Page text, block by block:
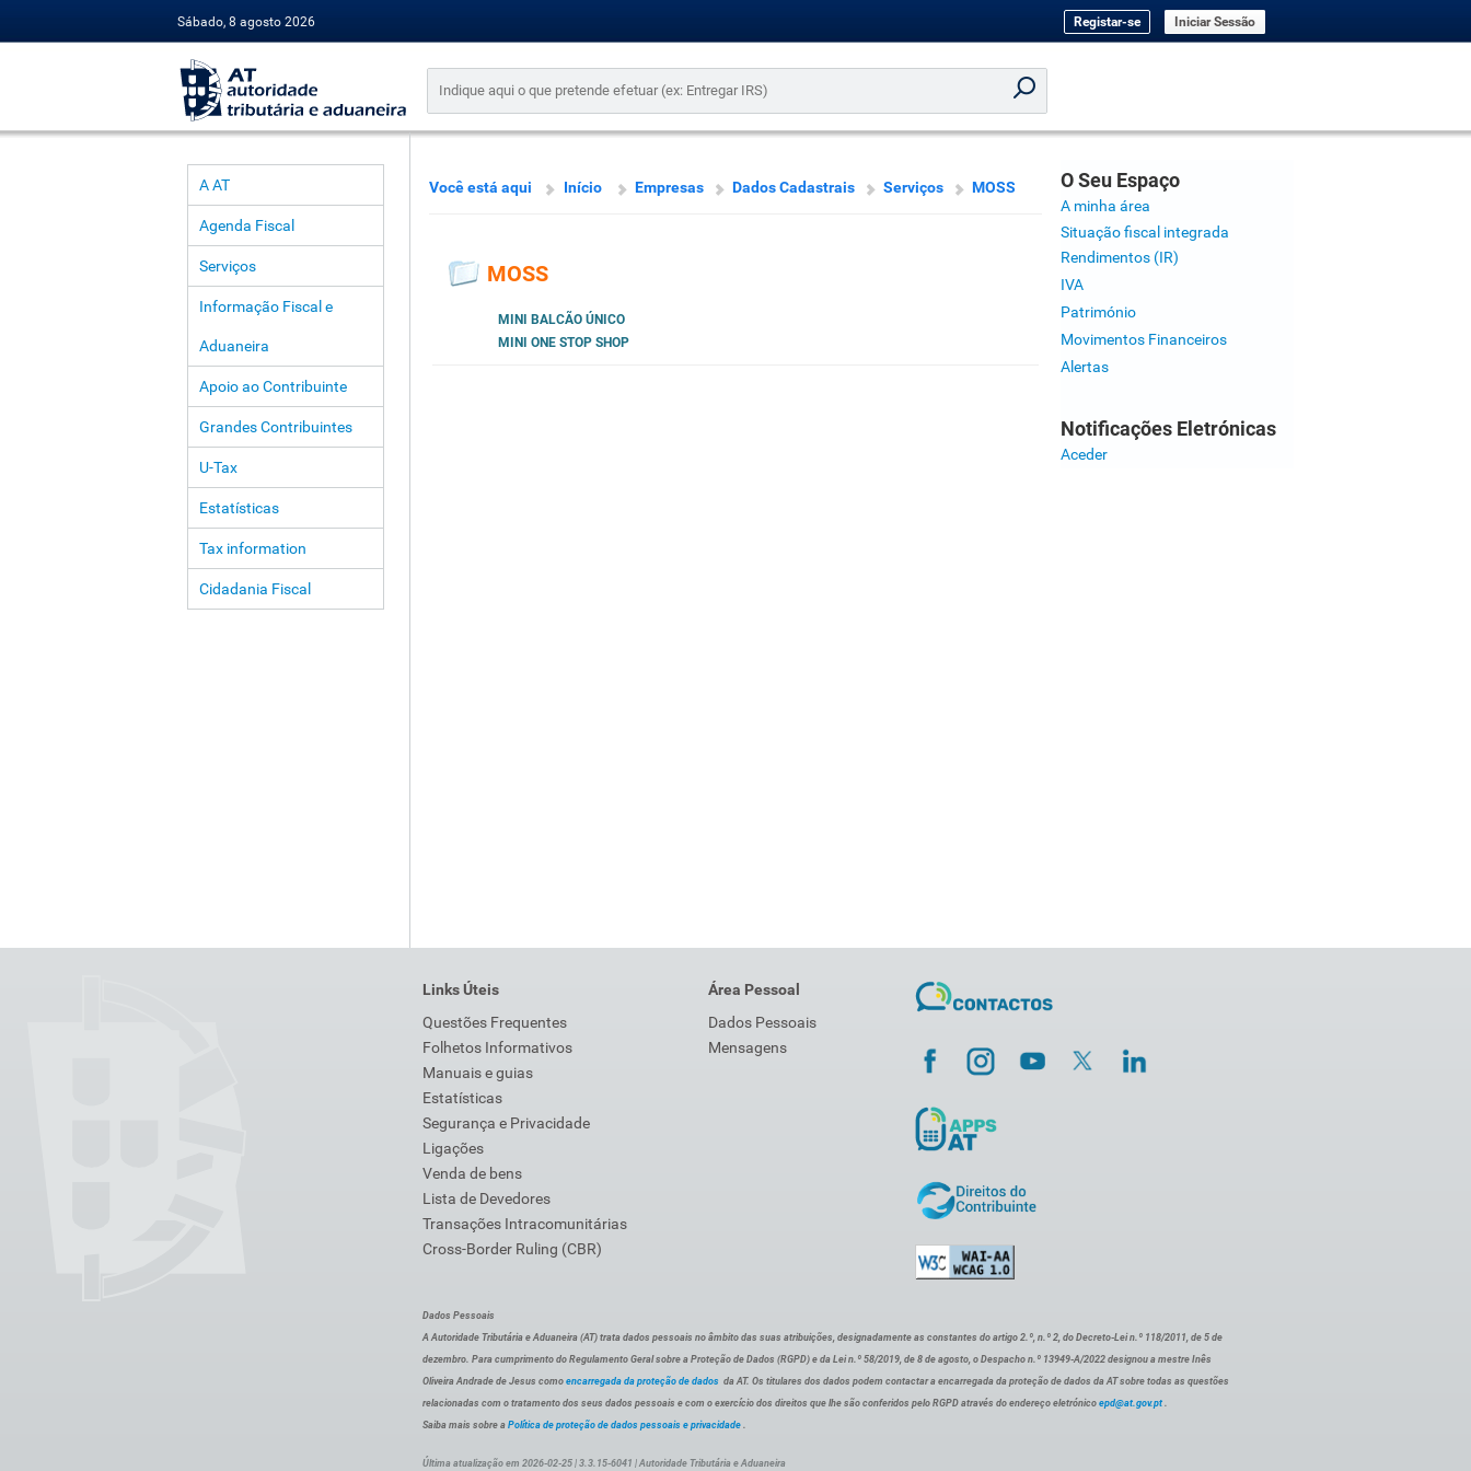
Sábado, 8 agosto 2026 Registar-se Iniciar Sessão
A AT
Agenda Fiscal
Serviços
Informação Fiscal e
Aduaneira
Apoio ao Contribuinte
Grandes Contribuintes
U-Tax
Estatísticas
Tax information
Cidadania Fiscal
Você está aqui Início Empresas Dados Cadastrais Serviços MOSS
MOSS
MINI BALCÃO ÚNICO
MINI ONE STOP SHOP
O Seu Espaço
A minha área
Situação fiscal integrada
Rendimentos (IR)
IVA
Património
Movimentos Financeiros
Alertas
Notificações Eletrónicas
Aceder
Links Úteis
Questões Frequentes
Folhetos Informativos
Manuais e guias
Estatísticas
Segurança e Privacidade
Ligações
Venda de bens
Lista de Devedores
Transações Intracomunitárias
Cross-Border Ruling (CBR)
Área Pessoal
Dados Pessoais
Mensagens
Dados Pessoais
A Autoridade Tributária e Aduaneira (AT) trata dados pessoais no âmbito das suas atribuições, designadamente as constantes do artigo 2.º, n.º 2, do Decreto-Lei n.º 118/2011, de 5 de
dezembro. Para cumprimento do Regulamento Geral sobre a Proteção de Dados (RGPD) e da Lei n.º 58/2019, de 8 de agosto, o Despacho n.º 13949-A/2022 designou a mestre Inês
Oliveira Andrade de Jesus como encarregada da proteção de dados da AT. Os titulares dos dados podem contactar a encarregada da proteção de dados da AT sobre todas as questões
relacionadas com o tratamento dos seus dados pessoais e com o exercício dos direitos que lhe são conferidos pelo RGPD através do endereço eletrónico epd@at.gov.pt .
Saiba mais sobre a Política de proteção de dados pessoais e privacidade .
Última atualização em 2026-02-25 | 3.3.15-6041 | Autoridade Tributária e Aduaneira